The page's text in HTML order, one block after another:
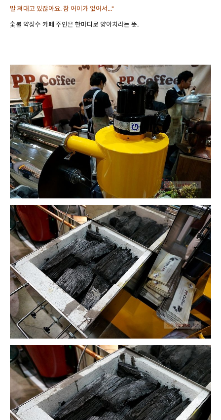
발쳐대고 있잖아요. 참 어이가 없어서..."
숯불 약장수 카페 주인은 한마디로 양아치라는 뜻.